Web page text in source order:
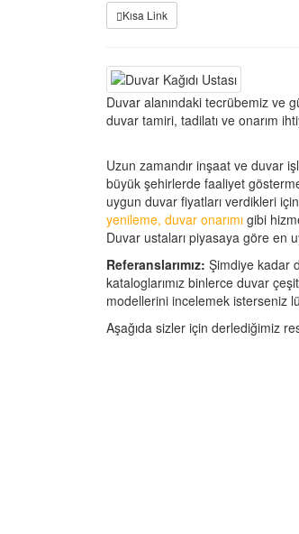
Kısa Link
Duvar alanındaki tecrübemiz ve
duvar tamiri, tadilatı ve onarım
Uzun zamandır inşaat ve duvar
büyük şehirlerde faaliyet
uygun duvar fiyatları verdikleri
yenileme, duvar onarımı gibi
Duvar ustaları piyasaya göre en
Referanslarımız: Şimdiye kadar
kataloglarımız binlerce duvar
modellerini incelemek isterseniz
Aşağıda sizler için derlediğimiz